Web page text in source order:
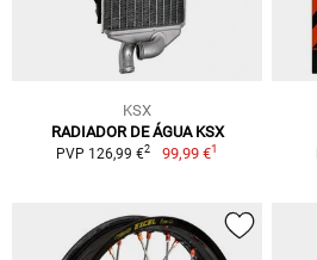
KSX
RADIADOR DE ÁGUA KSX
PVP 126,99 €2 99,99 €1